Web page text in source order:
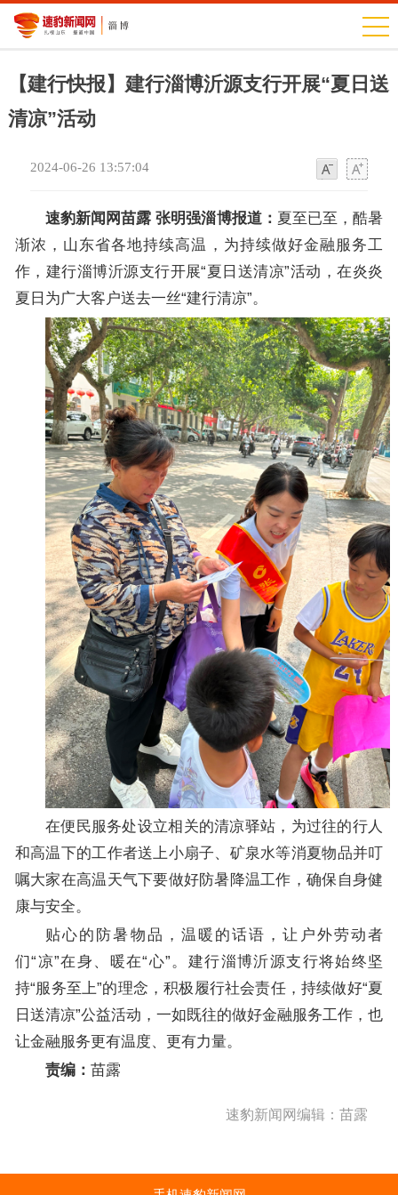
【建行快报】建行淄博沂源支行开展“夏日送
清凉”活动
2024-06-26 13:57:04
速豹新闻网苗露 张明强淄博报道： 夏至已至，酷暑
渐浓，山东省各地持续高温，为持续做好金融服务工
作，建行淄博沂源支行开展“夏日送清凉”活动，在炎炎
夏日为广大客户送去一丝“建行清凉”。
在便民服务处设立相关的清凉驿站，为过往的行人
和高温下的工作者送上小扇子、矿泉水等消夏物品并叮
嘱大家在高温天气下要做好防暑降温工作，确保自身健
康与安全。
贴心的防暑物品，温暖的话语，让户外劳动者
们“凉”在身、暖在“心”。建行淄博沂源支行将始终坚
持“服务至上”的理念，积极履行社会责任，持续做好“夏
日送清凉”公益活动，一如既往的做好金融服务工作，也
让金融服务更有温度、更有力量。
责编： 苗露
速豹新闻网编辑：苗露